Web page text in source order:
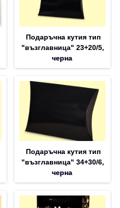
Подаръчна кутия тип
"възглавница" 23+20/5,
черна
Подаръчна кутия тип
"възглавница" 34+30/6,
черна